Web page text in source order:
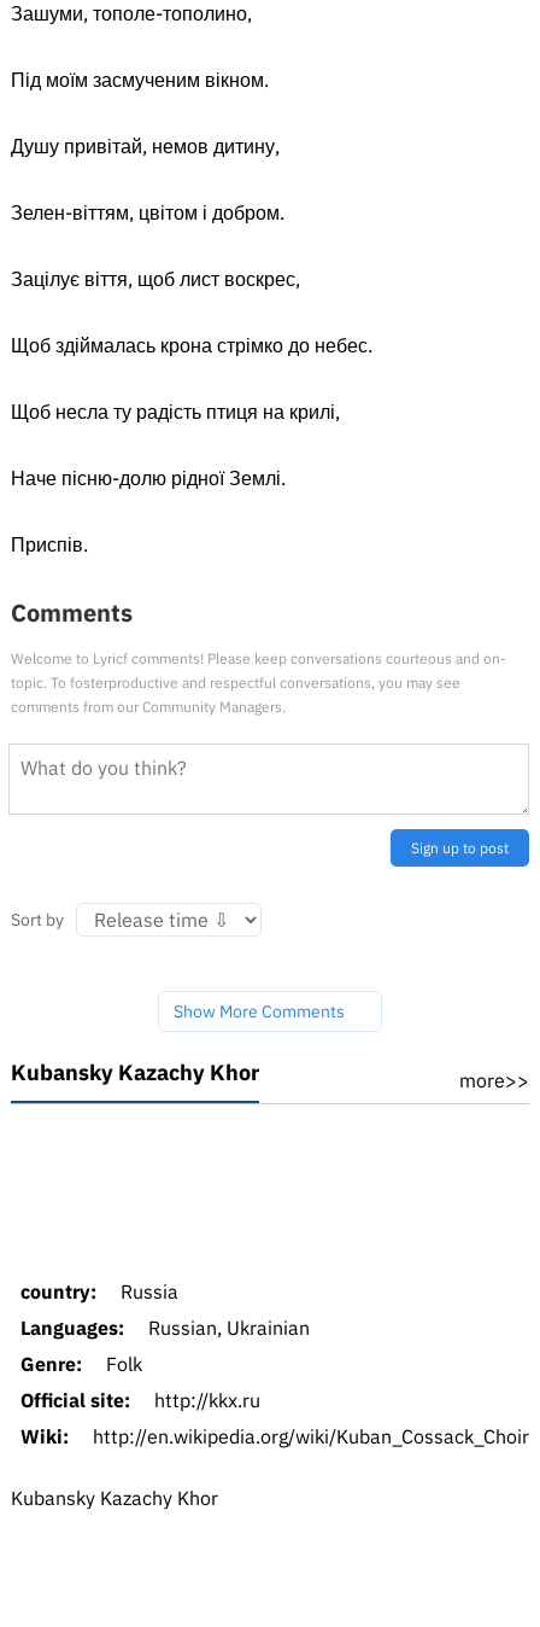
Зашуми, тополе-тополино,
Під моїм засмученим вікном.
Душу привітай, немов дитину,
Зелен-віттям, цвітом і добром.
Зацілує віття, щоб лист воскрес,
Щоб здіймалась крона стрімко до небес.
Щоб несла ту радість птиця на крилі,
Наче пісню-долю рідної Землі.
Приспів.
Comments
Welcome to Lyricf comments! Please keep conversations courteous and on-
topic. To fosterproductive and respectful conversations, you may see
comments from our Community Managers.
Sign up to post
Sort by
Show More Comments
Kubansky Kazachy Khor more>>
country:
Russia
Languages:
Russian, Ukrainian
Genre:
Folk
Official site:
http://kkx.ru
Wiki:
http://en.wikipedia.org/wiki/Kuban_Cossack_Choir
Kubansky Kazachy Khor